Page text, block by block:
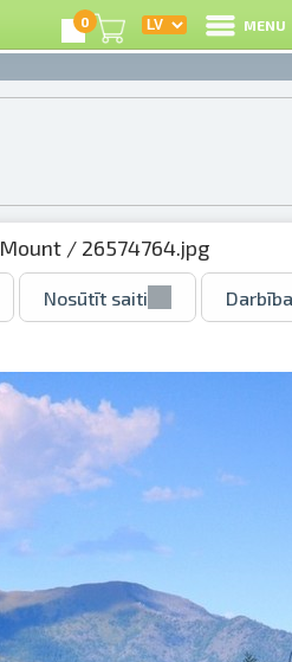
0 MENU
Mount / 26574764.jpg
Nosūtīt saiti